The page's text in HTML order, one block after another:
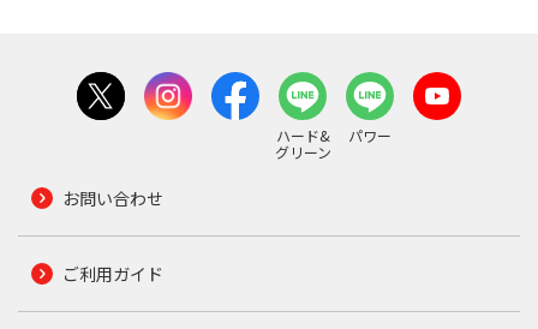
ハード&
グリーン
パワー
お問い合わせ
ご利用ガイド